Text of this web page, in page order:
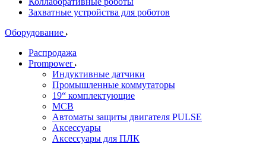
Захватные устройства для роботов
Оборудование
Распродажа
Prompower
Индуктивные датчики
Промышленные коммутаторы
19“ комплектующие
MCB
Автоматы защиты двигателя PULSE
Аксессуары
Аксессуары для ПЛК